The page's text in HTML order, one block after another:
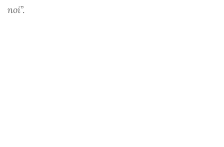
noi”.